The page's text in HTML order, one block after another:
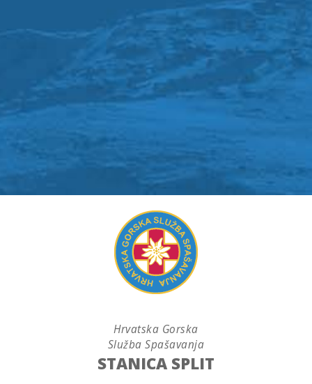
Hrvatska Gorska
Služba Spašavanja
STANICA SPLIT